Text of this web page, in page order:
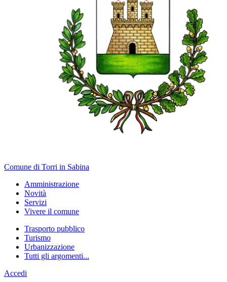
Comune di Torri in Sabina
Amministrazione
Novità
Servizi
Vivere il comune
Trasporto pubblico
Turismo
Urbanizzazione
Tutti gli argomenti...
Accedi